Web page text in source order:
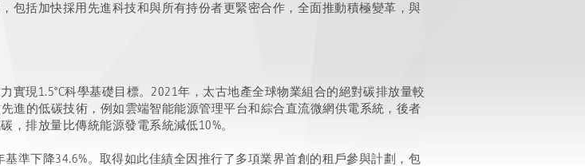
包括加快採用先進科技和與所有持份者更緊密合作，全面推動積極變革，與
現1.5°C科學基礎目標。2021年，太古地產全球物業組合的絕對碳排放量較
進的低碳技術，例如雲端智能能源管理平台和綜合直流微網供電系統，後者
，排放量比傳統能源發電系統減低10%。
準下降34.6%。取得如此佳績全因推行了多項業界首創的租戶參與計劃，包